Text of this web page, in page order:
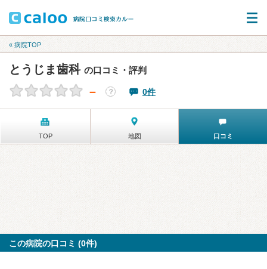
« 病院TOP
とうじま歯科 の口コミ・評判
－ ？ 0件
TOP 地図 口コミ
この病院の口コミ (0件)